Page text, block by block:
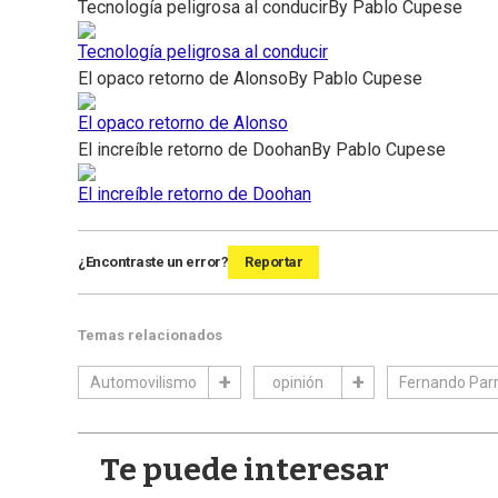
Tecnología peligrosa al conducirBy Pablo Cupese
Tecnología peligrosa al conducir
El opaco retorno de AlonsoBy Pablo Cupese
El opaco retorno de Alonso
El increíble retorno de DoohanBy Pablo Cupese
El increíble retorno de Doohan
¿Encontraste un error? Reportar
Temas relacionados
Automovilismo opinión Fernando
Te puede interesar